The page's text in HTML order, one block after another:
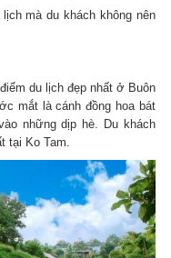
mà du khách không nên
du lịch đẹp nhất ở Buôn
mắt là cánh đồng hoa bát
những dịp hè. Du khách
tại Ko Tam.